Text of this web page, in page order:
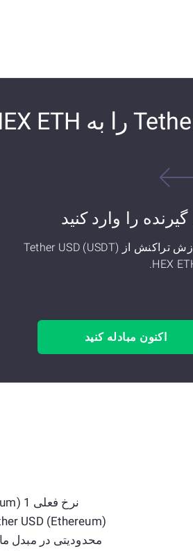
را وارد کنید
برای پردازش تراکنش از Tether USD (USDT)
اکنون مبادله کنید